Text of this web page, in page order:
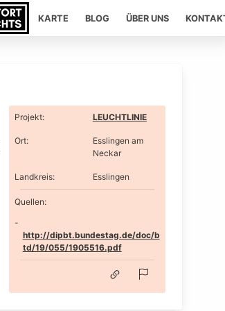
KARTE BLOG ÜBER UNS
Projekt: LEUCHTLINIE
Ort:
Esslingen am
Neckar
Landkreis: Esslingen
Quellen:
http://dipbt.bundestag.de/doc/b
td/19/055/1905516.pdf